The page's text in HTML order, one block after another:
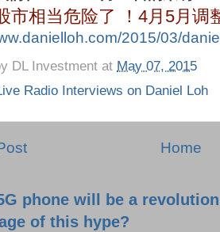
市相当危险了 ！4月5月调
2015/03/
DL Investment at May 07, 2015
Radio Interviews on Daniel Loh
Home
phone will be a
of this hype?